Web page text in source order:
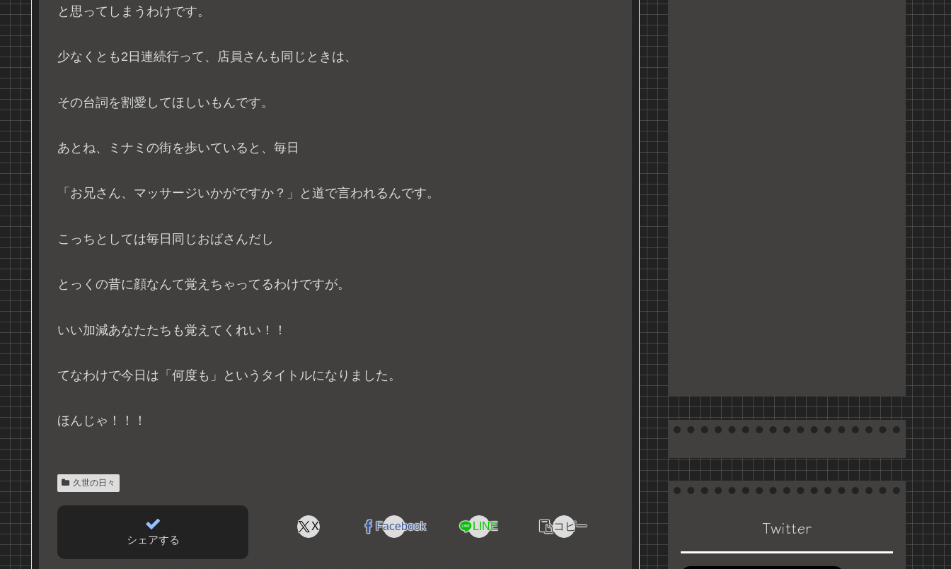
と思ってしまうわけです。
少なくとも2日連続行って、店員さんも同じときは、
その台詞を割愛してほしいもんです。
あとね、ミナミの街を歩いていると、毎日
「お兄さん、マッサージいかがですか？」と道で言われるんです。
こっちとしては毎日同じおばさんだし
とっくの昔に顔なんて覚えちゃってるわけですが。
いい加減あなたたちも覚えてくれい！！
てなわけで今日は「何度も」というタイトルになりました。
ほんじゃ！！！
久世の日々
シェアする
X Facebook LINE コピー Twitter